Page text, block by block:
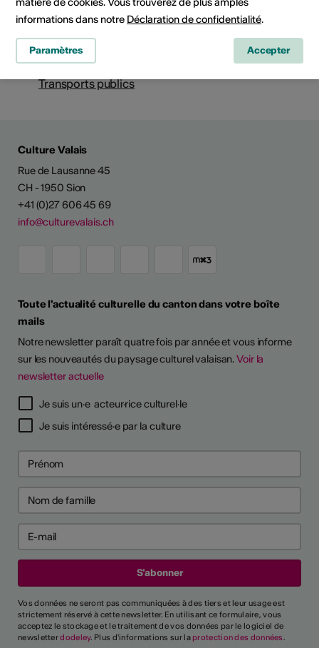
D'ARTISTES
Téléphone 079 953 60 15
E-Mail
Site Internet
Planifier un itinéraire
Transports publics
Culture Valais
Rue de Lausanne 45
CH - 1950 Sion
+41 (0)27 606 45 69
info@culturevalais.ch
Toute l'actualité culturelle du canton dans votre boîte
mails
Notre newsletter paraît quatre fois par année et vous informe
sur les nouveautés du paysage culturel valaisan.Voir la
newsletter actuelle
Je suis un·e acteur·rice culturel·le
Je suis intéressé·e par la culture
Vos données ne seront pas communiquées à des tiers et leur usage est
strictement réservé à cette newsletter. En utilisant ce formulaire, vous
acceptez le stockage et le traitement de vos données par le logiciel de
newsletterdodeley. Plus d'informations sur la protection des données.
informations dans notre Déclaration de confidentialité.
Paramètres Accepter